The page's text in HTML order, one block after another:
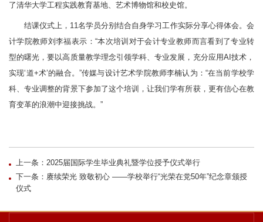
了清华大学工程实践教育基地、艺术博物馆和校史馆。
结课仪式上，11名学员分别结合自身学习工作实际分享心得体会。会
计学院教师刘李福表示：“本次培训对于会计专业教师而言看到了专业转
型的曙光，要以高质量教学理念引领学科、专业发展，充分应用AI技术，
实现‘道+术’的融合。”传媒与设计艺术学院教师李楠认为：“在当前学校学
科、专业调整的背景下参加了这个培训，让我们学有所获，更有信心在教
育变革的浪潮中迎接挑战。”
上一条：2025届国际学生毕业典礼暨学位授予仪式举行
下一条：赓续荣光 致敬初心 ——学校举行“光荣在党50年”纪念章颁授
仪式